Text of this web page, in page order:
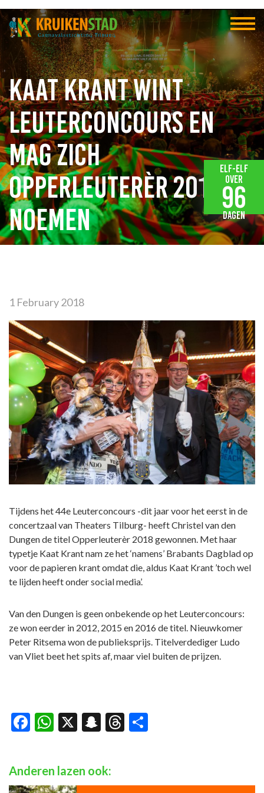
Kaat Krant wint
Leuterconcours en
mag zich
Opperleuterèr 2018
noemen
1 February 2018
Tijdens het 44e Leuterconcours -dit jaar voor het eerst in de
concertzaal van Theaters Tilburg- heeft Christel van den
Dungen de titel Opperleuterèr 2018 gewonnen. Met haar
typetje Kaat Krant nam ze het ‘namens’ Brabants Dagblad op
voor de papieren krant omdat die, aldus Kaat Krant ’toch wel
te lijden heeft onder social media’.
Van den Dungen is geen onbekende op het Leuterconcours:
ze won eerder in 2012, 2015 en 2016 de titel. Nieuwkomer
Peter Ritsema won de publieksprijs. Titelverdediger Ludo
van Vliet beet het spits af, maar viel buiten de prijzen.
Facebook
WhatsApp
X Snapchat
Threads
Anderen lazen ook:
Elf-elf
over
96
dagen